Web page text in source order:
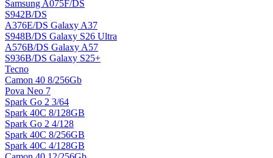
Samsung A075F/DS
S942B/DS
A376E/DS Galaxy A37
S948B/DS Galaxy S26 Ultra
A576B/DS Galaxy A57
S936B/DS Galaxy S25+
Tecno
Camon 40 8/256Gb
Pova Neo 7
Spark Go 2 3/64
Spark 40C 8/128GB
Spark Go 2 4/128
Spark 40C 8/256GB
Spark 40C 4/128GB